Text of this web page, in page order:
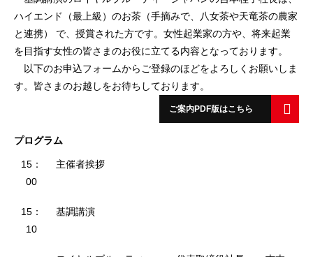
ハイエンド（最上級）のお茶（手摘みで、八女茶や天竜茶の農家
と連携） で、授賞された方です。女性起業家の方や、将来起業
を目指す女性の皆さまのお役に立てる内容となっております。
以下のお申込フォームからご登録のほどをよろしくお願いしま
す。皆さまのお越しをお待ちしております。
ご案内PDF版はこちら
プログラム
15：
00
主催者挨拶
15：
10
基調講演